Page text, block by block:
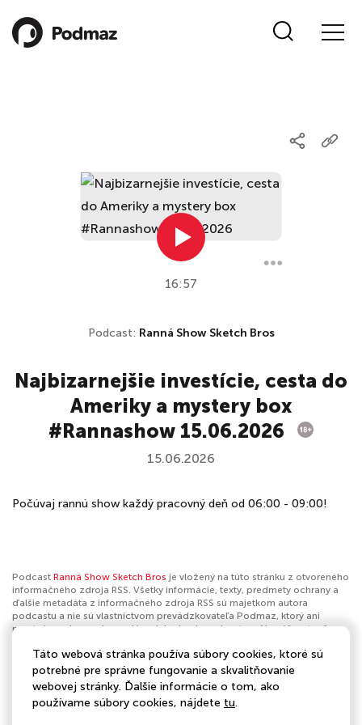
16:57
Podcast: Ranná Show Sketch Bros
Najbizarnejšie investície, cesta do
Ameriky a mystery box
#Rannashow 15.06.2026
15.06.2026
Počúvaj rannú show každý pracovný deň od 06:00 - 09:00!
Podcast Ranná Show Sketch Bros je vložený na túto stránku z otvoreného
informačného zdroja RSS. Všetky informácie, texty, predmety ochrany a
ďalšie metadáta z informačného zdroja RSS sú majetkom autora
podcastu a nie sú vlastníctvom prevádzkovateľa Podmaz, ktorý ani
nevytvára ani nezodpovedá za ich obsah podcastov. Ak máš za to, že
nahlásiť obsah. Ak je toto tvoj podcast a chceš získať kontrolu nad týmto
profilomklikni sem.
Autor:Europa 2
Táto webová stránka používa súbory cookies, ktoré sú
potrebné pre správne fungovanie a skvalitňovanie
webovej stránky. Ďalšie informácie o tom, ako
používame súbory cookies, nájdete tu.